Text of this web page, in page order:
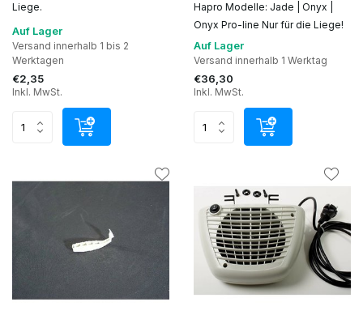
Liege.
Auf Lager
Versand innerhalb 1 bis 2
Werktagen
€2,35
Inkl. MwSt.
Hapro Modelle: Jade | Onyx |
Onyx Pro-line Nur für die Liege!
Auf Lager
Versand innerhalb 1 Werktag
€36,30
Inkl. MwSt.